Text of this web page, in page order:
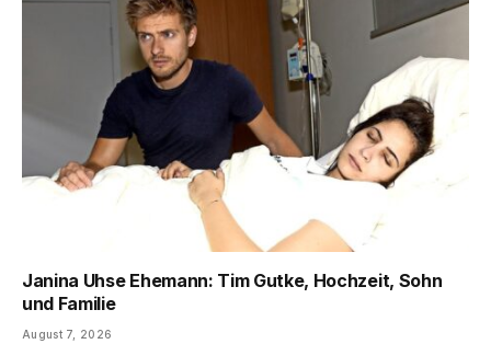
Janina Uhse Ehemann: Tim Gutke, Hochzeit, Sohn
und Familie
August 7, 2026